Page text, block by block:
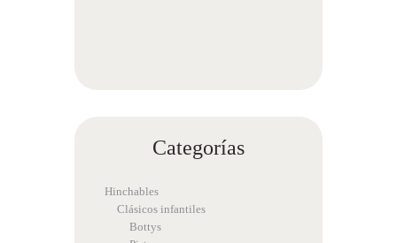
Categorías
Hinchables
Clásicos infantiles
Bottys